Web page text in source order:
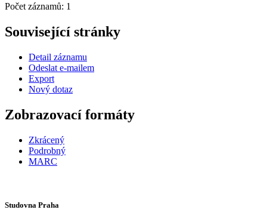
Počet záznamů: 1
Související stránky
Detail záznamu
Odeslat e-mailem
Export
Nový dotaz
Zobrazovací formáty
Zkrácený
Podrobný
MARC
Studovna Praha